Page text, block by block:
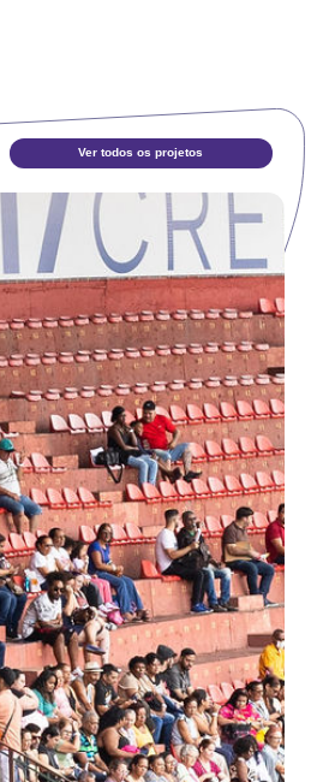
Ver todos os projetos